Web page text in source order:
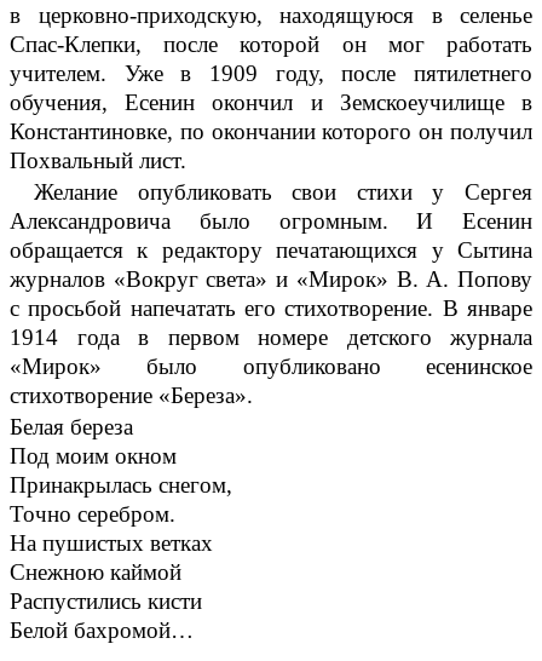
в церковно-приходскую, находящуюся в селенье
Спас-Клепки, после которой он мог работать
учителем. Уже в 1909 году, после пятилетнего
обучения, Есенин окончил и Земскоеучилище в
Константиновке, по окончании которого он получил
Похвальный лист.
Желание опубликовать свои стихи у Сергея
Александровича было огромным. И Есенин
обращается к редактору печатающихся у Сытина
журналов «Вокруг света» и «Мирок» В. А. Попову
с просьбой напечатать его стихотворение. В январе
1914 года в первом номере детского журнала
«Мирок» было опубликовано есенинское
стихотворение «Береза».
Белая береза
Под моим окном
Принакрылась снегом,
Точно серебром.
На пушистых ветках
Снежною каймой
Распустились кисти
Белой бахромой…